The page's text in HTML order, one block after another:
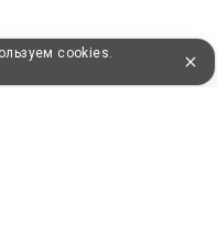
cookies.